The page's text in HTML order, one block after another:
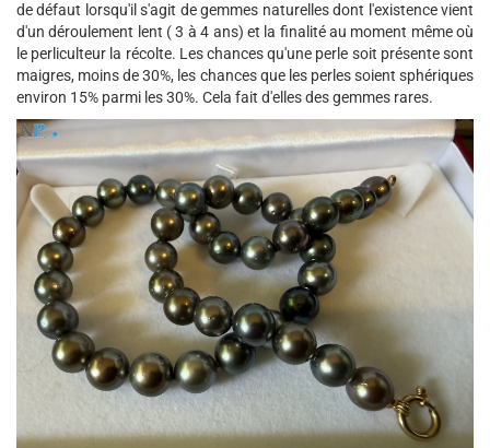
de défaut lorsqu'il s'agit de gemmes naturelles dont l'existence vient
d'un déroulement lent ( 3 à 4 ans) et la finalité au moment même où
le perliculteur la récolte. Les chances qu'une perle soit présente sont
maigres, moins de 30%, les chances que les perles soient sphériques
environ 15% parmi les 30%. Cela fait d'elles des gemmes rares.